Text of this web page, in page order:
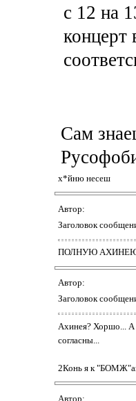
с 12 на
концерт
Сам
х*йню несеш
Автор:
Заголовок
ПОЛНУЮ
Автор:
Заголовок
Ахинея? Хоршо... А
согласны...
2Конь я к
Автор: